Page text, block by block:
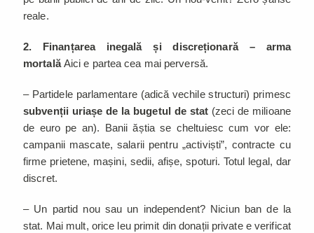
reale.
2. Finanțarea inegală și discreționară – arma
mortalăAici e partea cea mai perversă.
– Partidele parlamentare (adică vechile structuri) primesc
subvenții uriașe de la bugetul de stat (zeci de milioane
de euro pe an). Banii ăștia se cheltuiesc cum vor ele:
campanii mascate, salarii pentru „activiști”, contracte cu
firme prietene, mașini, sedii, afișe, spoturi. Totul legal, dar
discret.
– Un partid nou sau un independent? Niciun ban de la
stat. Mai mult, orice leu primit din donații private e verificat